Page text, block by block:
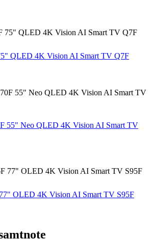
QLED 4K Vision AI Smart TV Q7F
55" Neo QLED 4K Vision AI Smart TV
OLED 4K Vision AI Smart TV S95F